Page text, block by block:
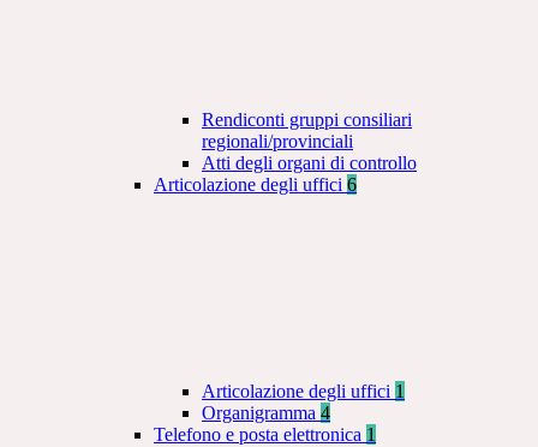
Rendiconti gruppi consiliari
regionali/provinciali
Atti degli organi di controllo
Articolazione degli uffici 6
Articolazione degli uffici 1
Organigramma 4
Telefono e posta elettronica 1